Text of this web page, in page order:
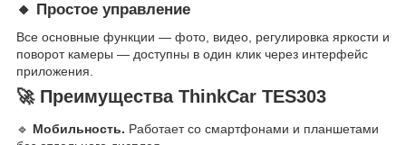
🔸 Простое управление
Все основные функции — фото, видео, регулировка яркости и
поворот камеры — доступны в один клик через интерфейс
приложения.
🚀 Преимущества ThinkCar TES303
🔹 Мобильность. Работает со смартфонами и планшетами